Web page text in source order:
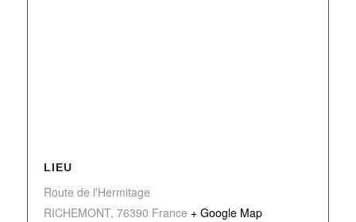
LIEU
Route de l'Hermitage
RICHEMONT, 76390 France + Google Map